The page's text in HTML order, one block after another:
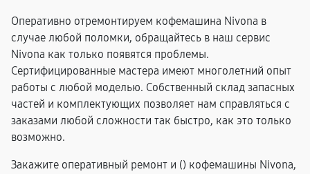
Оперативно отремонтируем кофемашина Nivona в
случае любой поломки, обращайтесь в наш сервис
Nivona как только появятся проблемы.
Сертифицированные мастера имеют многолетний опыт
работы с любой моделью. Собственный склад запасных
частей и комплектующих позволяет нам справляться с
заказами любой сложности так быстро, как это только
возможно.
Закажите оперативный ремонт и () кофемашины Nivona,